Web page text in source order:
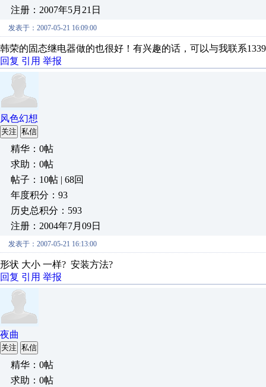
注册：2007年5月21日
发表于：2007-05-21 16:09:00
韩荣的固态继电器做的也很好！有兴趣的话，可以与我联系
回复 引用 举报
风色幻想
关注 私信
精华：0帖
求助：0帖
帖子：10帖 | 68回
年度积分：93
历史总积分：593
注册：2004年7月09日
发表于：2007-05-21 16:13:00
形状 大小 一样? 安装方法?
回复 引用 举报
夜曲
关注 私信
精华：0帖
求助：0帖